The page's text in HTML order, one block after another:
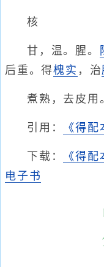
核
甘，温。腥。
后重。得槐实 ，治
煮熟，去皮用
引用： 《得
下载： 《得
电子书